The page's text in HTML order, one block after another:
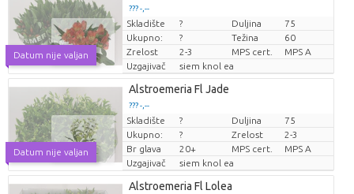
Datum nije valjan
??? -,--
Cijena po komadu
Skladište ? Duljina
75
Ukupno:
? Težina
60
Zrelost
2-3 MPS cert.
MPS A
Uzgajivač
siem knol ea
Datum nije valjan
Alstroemeria Fl Jade
??? -,--
Cijena po komadu
Skladište ? Duljina
75
Ukupno:
? Zrelost
2-3
Br glava
20+ MPS cert.
MPS A
Uzgajivač
siem knol ea
Alstroemeria Fl Lolea